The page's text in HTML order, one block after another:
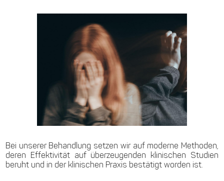
Bei unserer Behandlung setzen wir auf moderne Methoden,
deren Effektivität auf überzeugenden klinischen Studien
beruht und in der klinischen Praxis bestätigt worden ist.